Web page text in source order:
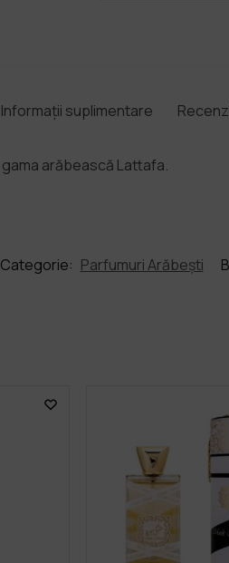
Informații suplimentare
arăbească Lattafa.
Categorie: Parfumuri Arăbești